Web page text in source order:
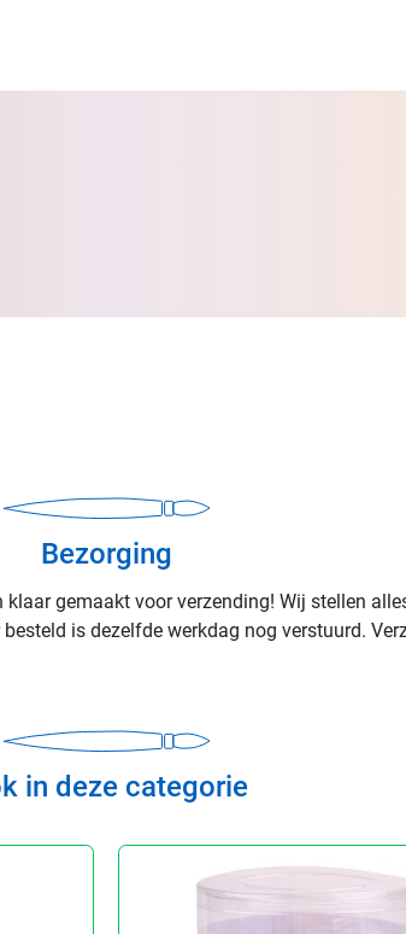
Bezorging
gemaakt voor verzending! Wij stellen
is dezelfde werkdag nog verstuurd.
in deze categorie